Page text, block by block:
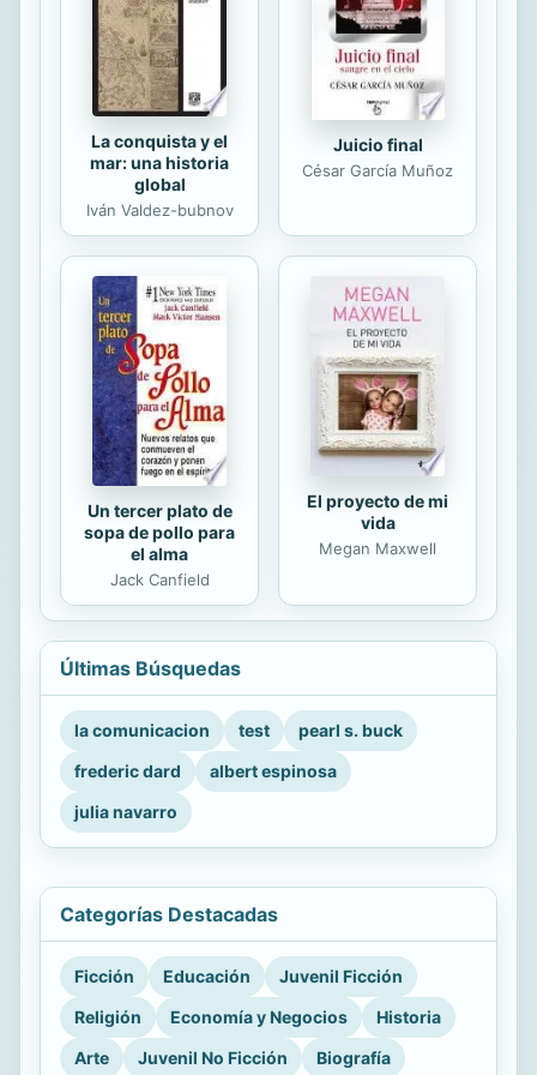
introduces Hadot ́s panoramical
understanding of the "phenomenon"
of philosophy in antiquity and...
La conquista y el
mar: una historia
global
Iván Valdez-bubnov
Juicio final
César García Muñoz
Un tercer plato de
sopa de pollo para
el alma
Jack Canfield
El proyecto de mi
vida
Megan Maxwell
Últimas Búsquedas
la comunicacion test
pearl s. buck
frederic dard
albert espinosa
julia navarro
Categorías Destacadas
Ficción Educación
Juvenil Ficción
Religión
Economía y Negocios
Historia
Arte
Juvenil No Ficción Biografía